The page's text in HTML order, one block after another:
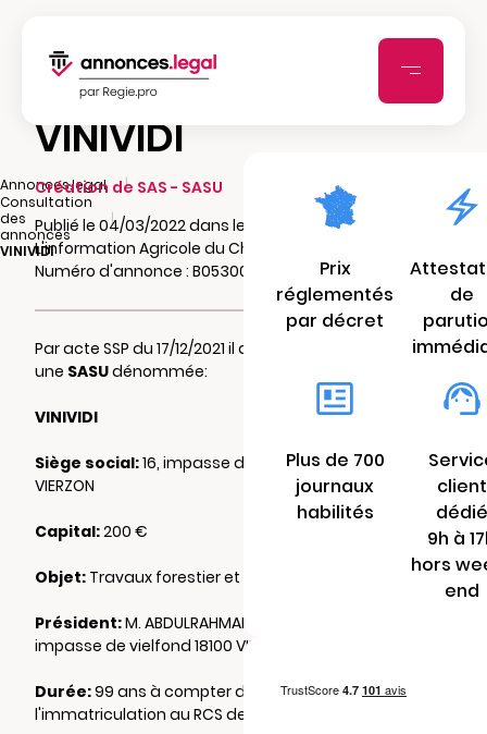
Annonces.legal
|
Consultation
des
annonces
|
VINIVIDI
VINIVIDI
Création de SAS - SASU
Publié le 04/03/2022 dans le journal
L'information Agricole du Cher
Numéro d'annonce : B05300149n18r
Par acte SSP du 17/12/2021 il a été constitué
une SASUdénommée:
VINIVIDI
Siège social:16, impasse de vielfond 18100
VIERZON
Capital:200 €
Objet: Travaux forestier et sylvicoles
Président:M. ABDULRAHMAN Qalandari 16,
impasse de vielfond 18100 VIERZON
Durée:99 ans à compter de
l'immatriculation au RCS de BOURGES
Prix
réglementés
par décret
de
Plus de 700
journaux
habilités
client
dédié
9h à
hors
end